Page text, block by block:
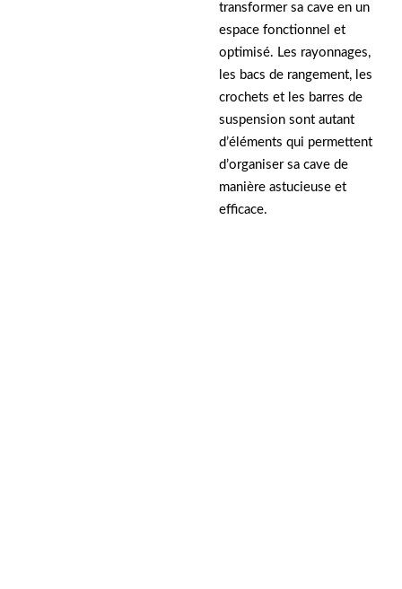
transformer sa cave en un
espace fonctionnel et
optimisé. Les rayonnages,
les bacs de rangement, les
crochets et les barres de
suspension sont autant
d’éléments qui permettent
d’organiser sa cave de
manière astucieuse et
efficace.